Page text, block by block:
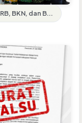
BKN, dan B...